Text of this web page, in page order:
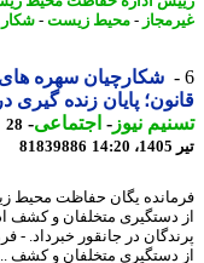
-محیط زیست-شکار-
شکارچیان سهره های
پایان زنده گیری در
نیوز-اجتماعی-
81839886
یگان حفاظت محیط زیست
متخلفان و کشف
در جانقور خبرداد. -
متخلفان و کشف ...